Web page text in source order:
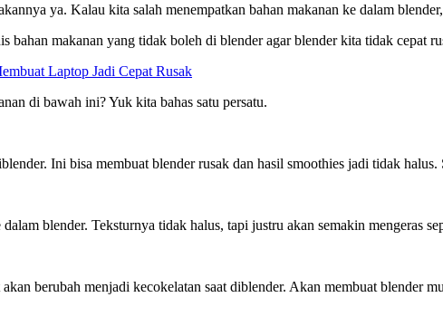
ya. Kalau kita salah menempatkan bahan makanan ke dalam
bahan makanan yang tidak boleh di blender agar blender kita tidak cepat
Laptop Jadi Cepat Rusak
di bawah ini? Yuk kita bahas satu persatu.
Ini bisa membuat blender rusak dan hasil smoothies jadi tidak
blender. Teksturnya tidak halus, tapi justru akan semakin mengeras
berubah menjadi kecokelatan saat diblender. Akan membuat blender